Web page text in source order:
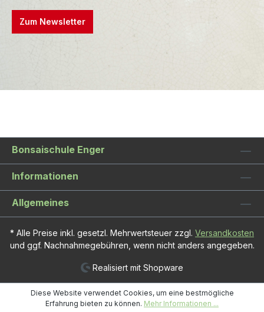
Zum Newsletter
Bonsaischule Enger
Informationen
Allgemeines
* Alle Preise inkl. gesetzl. Mehrwertsteuer zzgl. Versandkosten
und ggf. Nachnahmegebühren, wenn nicht anders angegeben.
Realisiert mit Shopware
Diese Website verwendet Cookies, um eine bestmögliche
Erfahrung bieten zu können. Mehr Informationen ...